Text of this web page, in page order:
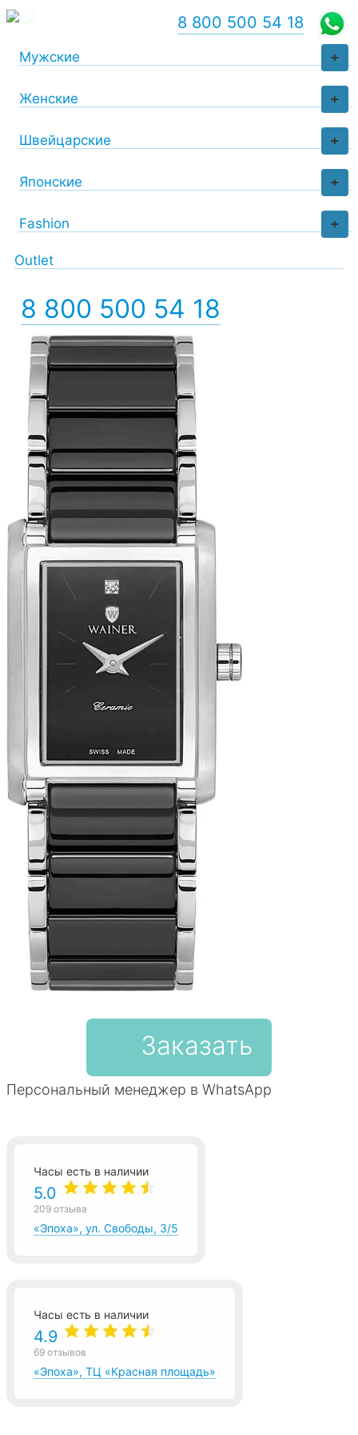
+
Мужские
+
Женские
+
Швейцарские
+
Японские
+
Fashion
Outlet
8 800 500 54 18
8 800 500 54 18
Заказать
Персональный менеджер в WhatsApp
Часы есть в наличии
5.0
209 отзыва
«Эпоха», ул. Свободы, 3/5
Часы есть в наличии
4.9
69 отзывов
«Эпоха», ТЦ «Красная площадь»